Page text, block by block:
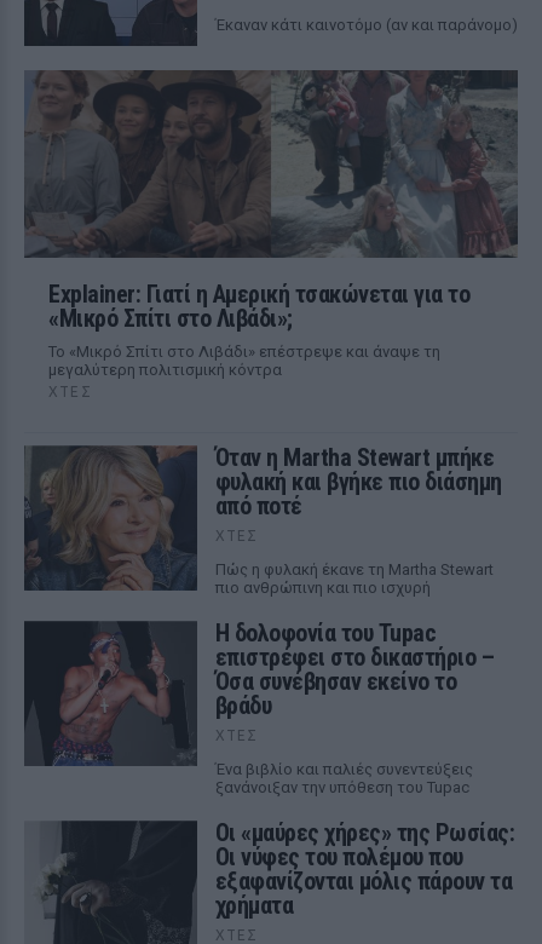
Έκαναν κάτι καινοτόμο (αν και παράνομο)
Explainer: Γιατί η Αμερική τσακώνεται για το
«Μικρό Σπίτι στο Λιβάδι»;
Το «Μικρό Σπίτι στο Λιβάδι» επέστρεψε και άναψε τη
μεγαλύτερη πολιτισμική κόντρα
ΧΤΕΣ
Όταν η Martha Stewart μπήκε
φυλακή και βγήκε πιο διάσημη
από ποτέ
ΧΤΕΣ
Πώς η φυλακή έκανε τη Martha Stewart
πιο ανθρώπινη και πιο ισχυρή
Η δολοφονία του Tupac
επιστρέφει στο δικαστήριο –
Όσα συνέβησαν εκείνο το
βράδυ
ΧΤΕΣ
Ένα βιβλίο και παλιές συνεντεύξεις
ξανάνοιξαν την υπόθεση του Tupac
Οι «μαύρες χήρες» της Ρωσίας:
Οι νύφες του πολέμου που
εξαφανίζονται μόλις πάρουν τα
χρήματα
ΧΤΕΣ